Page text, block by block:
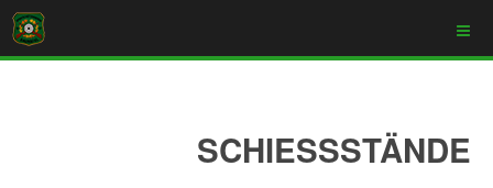
SCHIESSSTÄNDE